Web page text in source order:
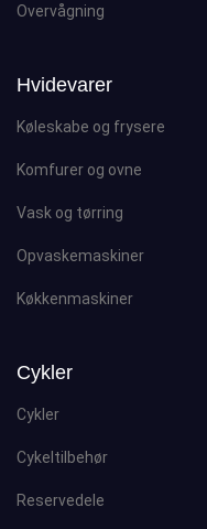
Overvågning
Hvidevarer
Køleskabe og frysere
Komfurer og ovne
Vask og tørring
Opvaskemaskiner
Køkkenmaskiner
Cykler
Cykler
Cykeltilbehør
Reservedele